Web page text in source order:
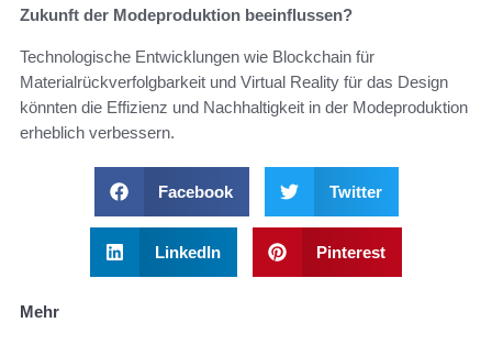
Zukunft der Modeproduktion beeinflussen?
Technologische Entwicklungen wie Blockchain für
Materialrückverfolgbarkeit und Virtual Reality für das Design
könnten die Effizienz und Nachhaltigkeit in der Modeproduktion
erheblich verbessern.
Facebook Twitter
LinkedIn Pinterest
Mehr